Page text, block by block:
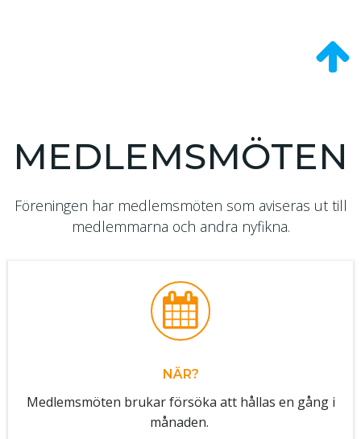
MEDLEMSMÖTEN
Föreningen har medlemsmöten som aviseras ut till
medlemmarna och andra nyfikna.
NÄR?
Medlemsmöten brukar försöka att hållas en gång i
månaden.